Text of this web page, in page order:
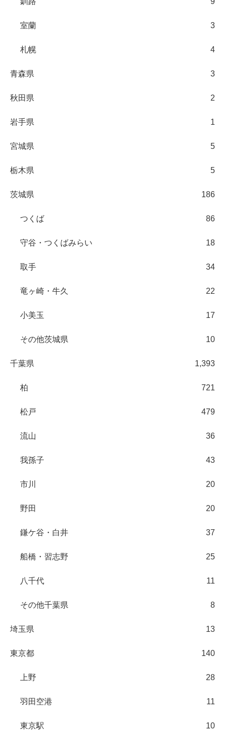
室蘭 3
札幌 4
青森県 3
秋田県 2
岩手県 1
宮城県 5
栃木県 5
茨城県 186
つくば 86
守谷・つくばみらい 18
取手 34
竜ヶ崎・牛久 22
小美玉 17
その他茨城県 10
千葉県 1,393
柏 721
松戸 479
流山 36
我孫子 43
市川 20
野田 20
鎌ケ谷・白井 37
船橋・習志野 25
八千代 11
その他千葉県 8
埼玉県 13
東京都 140
上野 28
羽田空港 11
東京駅 10